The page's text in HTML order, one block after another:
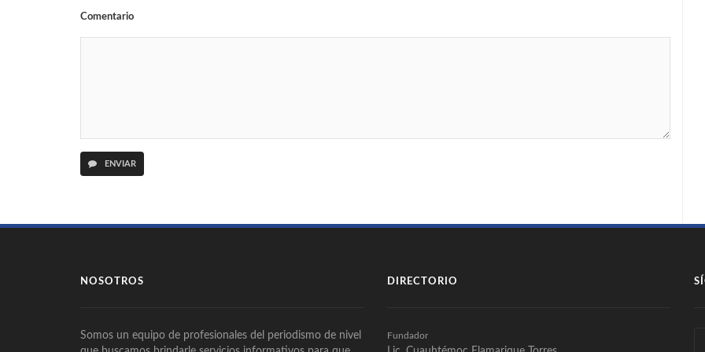
Comentario
ENVIAR
NOSOTROS
Somos un equipo de profesionales del periodismo de nivel
DIRECTORIO
Fundador